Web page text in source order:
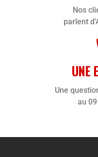
Nos
parlent
UNE
Une
au